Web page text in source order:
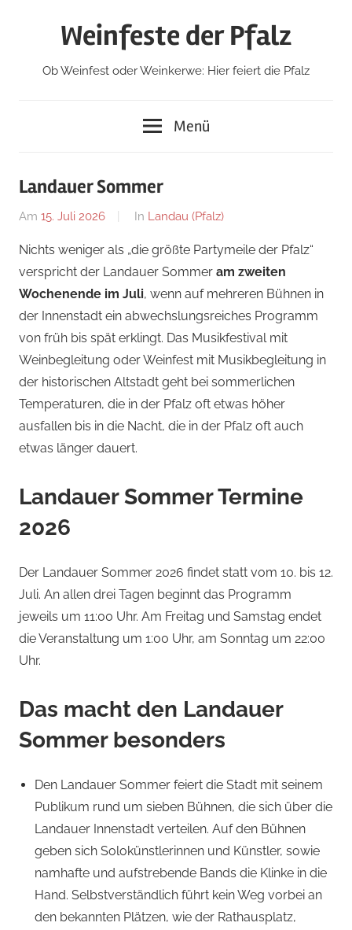
Weinfeste der Pfalz
Ob Weinfest oder Weinkerwe: Hier feiert die Pfalz
Menü
Landauer Sommer
Am 15. Juli 2026
Von
In Landau (Pfalz)
Nichts weniger als „die größte Partymeile der Pfalz“
verspricht der Landauer Sommer am zweiten
Wochenende im Juli, wenn auf mehreren Bühnen in
der Innenstadt ein abwechslungsreiches Programm
von früh bis spät erklingt. Das Musikfestival mit
Weinbegleitung oder Weinfest mit Musikbegleitung in
der historischen Altstadt geht bei sommerlichen
Temperaturen, die in der Pfalz oft etwas höher
ausfallen bis in die Nacht, die in der Pfalz oft auch
etwas länger dauert.
Landauer Sommer Termine
2026
Der Landauer Sommer 2026 findet statt vom 10. bis 12.
Juli. An allen drei Tagen beginnt das Programm
jeweils um 11:00 Uhr. Am Freitag und Samstag endet
die Veranstaltung um 1:00 Uhr, am Sonntag um 22:00
Uhr.
Das macht den Landauer
Sommer besonders
Den Landauer Sommer feiert die Stadt mit seinem
Publikum rund um sieben Bühnen, die sich über die
Landauer Innenstadt verteilen. Auf den Bühnen
geben sich Solokünstlerinnen und Künstler, sowie
namhafte und aufstrebende Bands die Klinke in die
Hand. Selbstverständlich führt kein Weg vorbei an
den bekannten Plätzen, wie der Rathausplatz,